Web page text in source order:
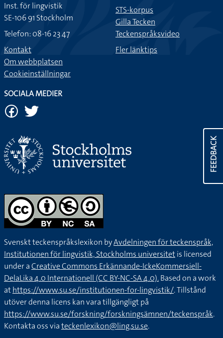
FEEDBACK
Inst. för lingvistik
SE-106 91 Stockholm
Telefon: 08-16 23 47
Kontakt
Om webbplatsen
Cookieinställningar
STS-korpus
Gilla Tecken
Teckenspråksvideo
Fler länktips
SOCIALA MEDIER
Svenskt teckenspråkslexikon byAvdelningen för teckenspråk,
Institutionen för lingvistik, Stockholms universitetis licensed
under aCreative Commons Erkännande-IckeKommersiell-
DelaLika 4.0 Internationell (CC BY-NC-SA 4.0).Based on a work
athttps://www.su.se/institutionen-for-lingvistik/. Tillstånd
utöver denna licens kan vara tillgängligt på
https://www.su.se/forskning/forskningsämnen/teckenspråk.
Kontakta oss viateckenlexikon@ling.su.se.